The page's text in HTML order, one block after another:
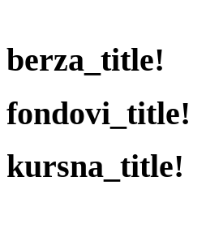
berza_title!
fondovi_title!
kursna_title!